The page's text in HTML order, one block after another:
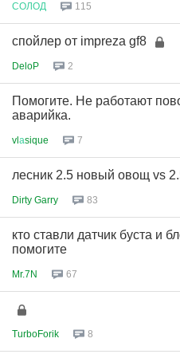
СОЛОД 115
спойлер от impreza gf8
DeloP 2
Помогите. Не работают
аварийка.
vlаsique 7
лесник 2.5 новый овощ vs
Dirty Garry 83
кто ставли датчик буста и
помогите
Mr.7N 67
TurboForik 8